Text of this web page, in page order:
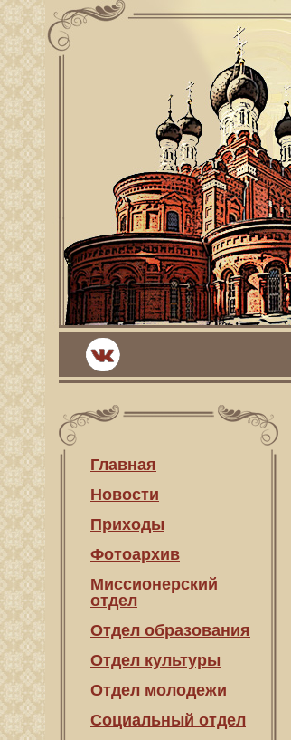
Главная
Новости
Приходы
Фотоархив
Миссионерский
отдел
Отдел образования
Отдел культуры
Отдел молодежи
Социальный отдел